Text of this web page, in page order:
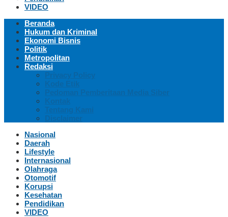
VIDEO
Beranda
Hukum dan Kriminal
Ekonomi Bisnis
Politik
Metropolitan
Redaksi
Privacy Policy
Kode Etik
Pedoman Pemberitaan Media Siber
Kontak
Tentang Kami
Disclaimer
Nasional
Daerah
Lifestyle
Internasional
Olahraga
Otomotif
Korupsi
Kesehatan
Pendidikan
VIDEO